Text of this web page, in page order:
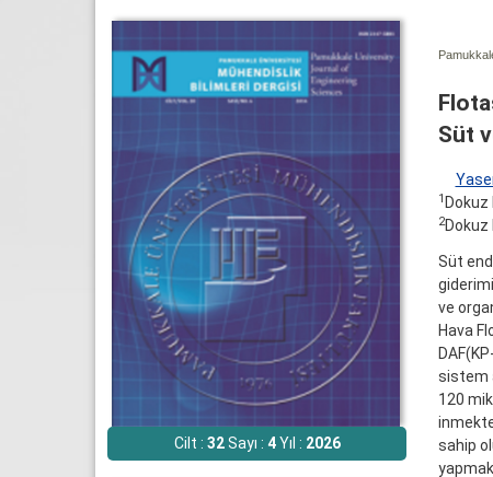
Cilt : 32Sayı : 4Yıl : 2026
Süt
1
2Dokuz
Süt
ve
Hava
sistem
120
sahip